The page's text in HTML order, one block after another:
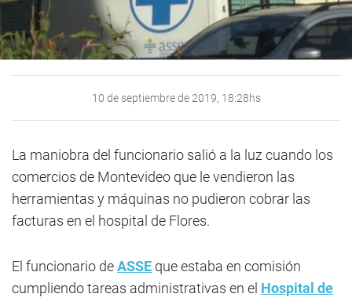
Video
10 de septiembre de 2019, 18:28hs
La maniobra del funcionario salió a la luz cuando los
comercios de Montevideo que le vendieron las
herramientas y máquinas no pudieron cobrar las
facturas en el hospital de Flores.
El funcionario deASSE que estaba en comisión
cumpliendo tareas administrativas en el Hospital de